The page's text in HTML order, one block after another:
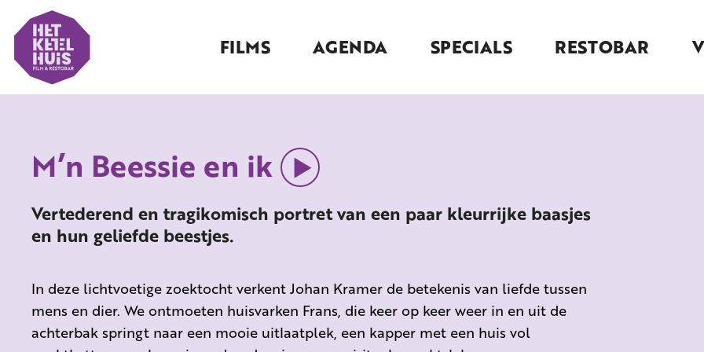
FILMS AGENDA SPECIALS RESTOBAR
M’n Beessie en ik
Vertederend en tragikomisch portret van een paar kleurrijke baasjes
en hun geliefde beestjes.
In deze lichtvoetige zoektocht verkent Johan Kramer de betekenis van liefde tussen
mens en dier. We ontmoeten huisvarken Frans, die keer op keer weer in en uit de
achterbak springt naar een mooie uitlaatplek, een kapper met een huis vol